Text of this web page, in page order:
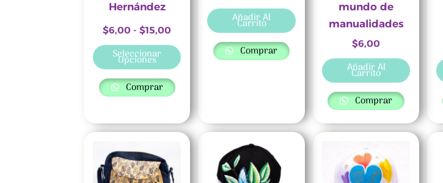
Hernández
$6,00 - $15,00
Seleccionar
Opciones
elegir
la
Comprar
Añadir Al
Carrito
Comprar
mundo de
manualidades
$6,00
Añadir Al
Carrito
Comprar